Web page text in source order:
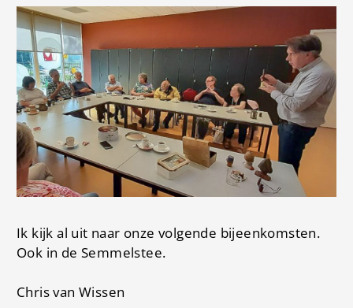
Ik kijk al uit naar onze volgende bijeenkomsten.
Ook in de Semmelstee.
Chris van Wissen